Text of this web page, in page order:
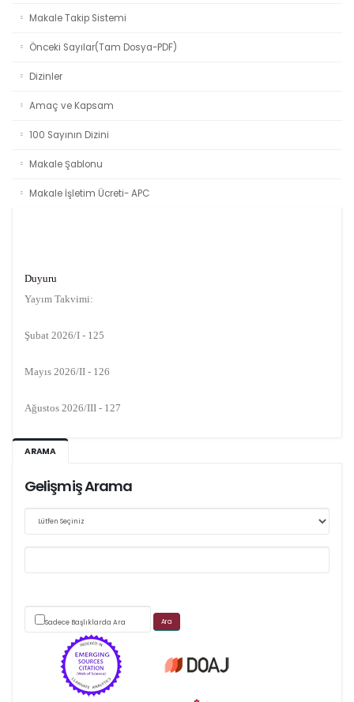
Makale Takip Sistemi
Önceki Sayılar(Tam Dosya-PDF)
Dizinler
Amaç ve Kapsam
100 Sayının Dizini
Makale Şablonu
Makale İşletim Ücreti- APC
Yayım Takvimi:
Scimago's grade
ARAMA
Gelişmiş Arama
Sadece Başlıklarda Ara